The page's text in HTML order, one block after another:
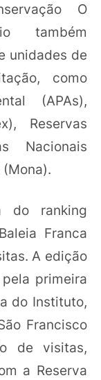
O
também
unidades de
como
(APAs),
Reservas
Nacionais
do ranking
Franca
A edição
primeira
do Instituto,
Francisco
de visitas,
a Reserva